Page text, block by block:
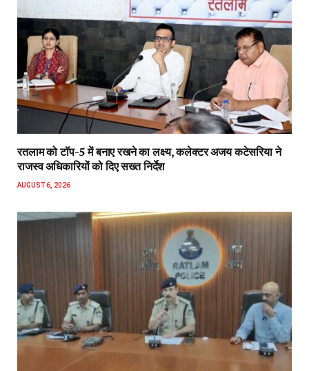
रतलाम को टॉप-5 में बनाए रखने का लक्ष्य, कलेक्टर अजय कटेसरिया ने
राजस्व अधिकारियों को दिए सख्त निर्देश
AUGUST 6, 2026